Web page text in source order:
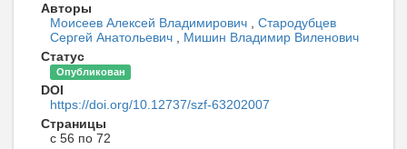
Авторы
Моисеев Алексей Владимирович
Стародубцев
Сергей Анатольевич
Мишин Владимир Виленович
Статус
Опубликован
DOI
https://doi.org/10.12737/szf-63202007
Страницы
с 56 по 72